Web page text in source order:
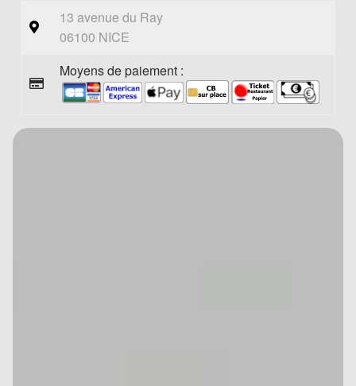
13 avenue du Ray
06100 NICE
Moyens de paiement :